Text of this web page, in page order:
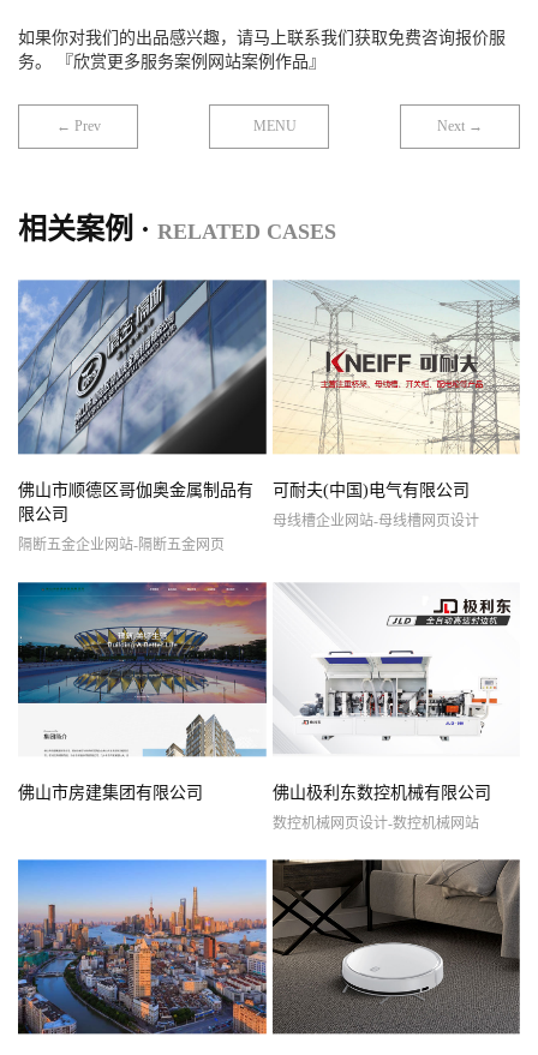
如果你对我们的出品感兴趣，请马上联系我们获取免费咨询报价服
务。 『欣赏更多服务案例网站案例作品』
← Prev MENU Next →
相关案例 · RELATED CASES
佛山市顺德区哥伽奥金属制品有
限公司
隔断五金企业网站-隔断五金网页
可耐夫(中国)电气有限公司
母线槽企业网站-母线槽网页设计
佛山市房建集团有限公司 佛山极利东数控机械有限公司
数控机械网页设计-数控机械网站